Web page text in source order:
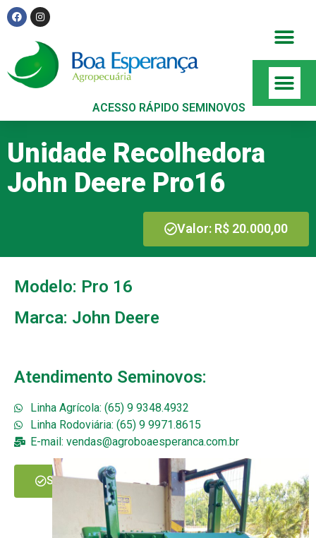
ACESSO RÁPIDO SEMINOVOS
Unidade Recolhedora
John Deere Pro16
Valor: R$ 20.000,00
Modelo: Pro 16
Marca: John Deere
Atendimento Seminovos:
Linha Agrícola: (65) 9 9348.4932
Linha Rodoviária: (65) 9 9971.8615
E-mail: vendas@agroboaesperanca.com.br
SOLICITAR MAIS INFORMAÇÕES